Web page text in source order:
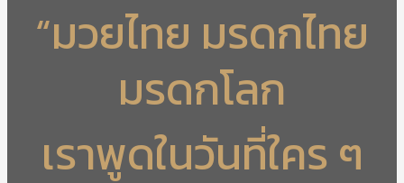
“มวยไทย มรดกไทย
มรดกโลก
เราพูดในวันที่ใคร ๆ